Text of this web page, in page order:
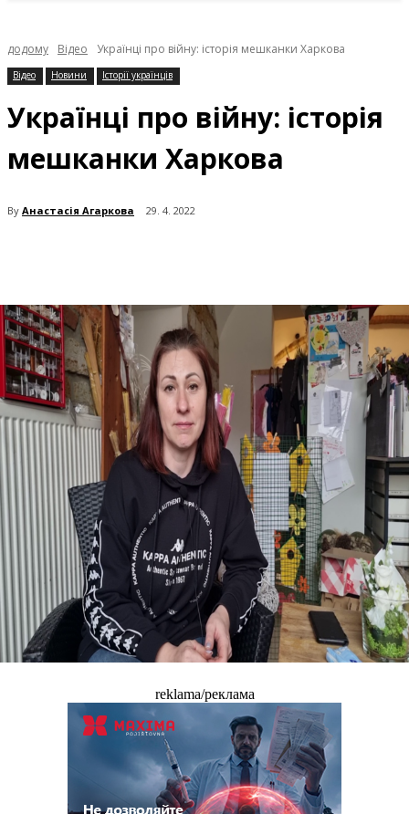
додому Відео Українці про війну: історія мешканки Харкова
Відео Новини Історії українців
Українці про війну: історія
мешканки Харкова
By Анастасія Агаркова 29. 4. 2022
reklama/реклама